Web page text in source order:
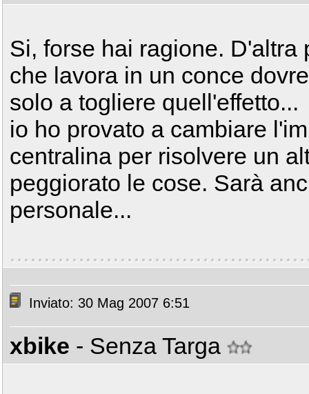
Si, forse hai ragione. D'altra
che lavora in un conce
solo a togliere quell'effetto...
io ho provato a cambiare
centralina per risolvere un
peggiorato le cose. Sarà
personale...
Inviato: 30 Mag 2007 6:51
xbike - Senza Targa